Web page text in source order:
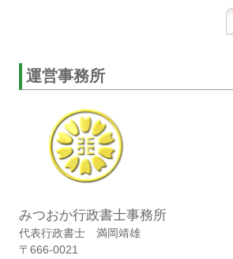
運営事務所
みつおか行政書士事務所
代表行政書士 満岡靖雄
〒666-0021